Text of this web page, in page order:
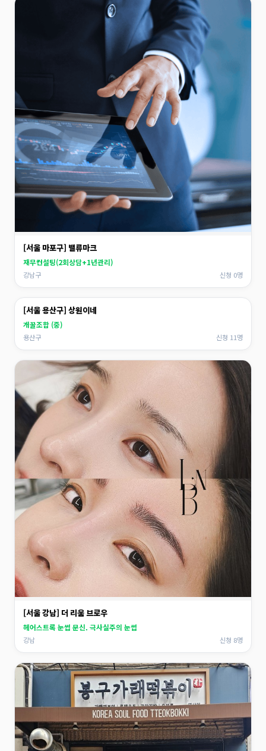
[서울 마포구] 밸류마크
재무컨설팅(2회상담+1년관리)
강남구 신청 0명
[서울 용산구] 상원이네
개꿀조합 (중)
용산구 신청 11명
[서울 강남] 더 리움 브로우
헤어스트록 눈썹 문신. 극사실주의 눈썹
강남 신청 8명